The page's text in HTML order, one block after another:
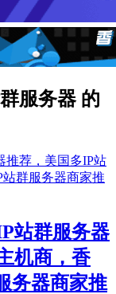
服务器 的
站群服务器
机商，香
务器商家推